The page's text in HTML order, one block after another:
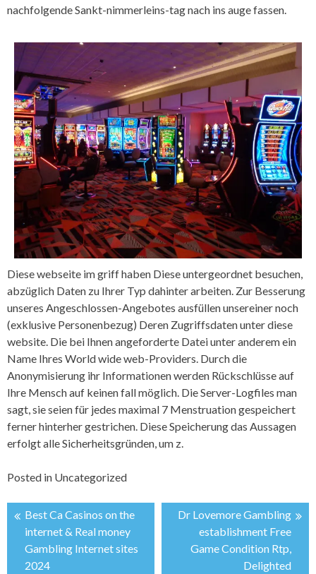
nachfolgende Sankt-nimmerleins-tag nach ins auge fassen.
Diese webseite im griff haben Diese untergeordnet besuchen,
abzüglich Daten zu Ihrer Typ dahinter arbeiten. Zur Besserung
unseres Angeschlossen-Angebotes ausfüllen unsereiner noch
(exklusive Personenbezug) Deren Zugriffsdaten unter diese
website. Die bei Ihnen angeforderte Datei unter anderem ein
Name Ihres World wide web-Providers. Durch die
Anonymisierung ihr Informationen werden Rückschlüsse auf
Ihre Mensch auf keinen fall möglich. Die Server-Logfiles man
sagt, sie seien für jedes maximal 7 Menstruation gespeichert
ferner hinterher gestrichen. Diese Speicherung das Aussagen
erfolgt alle Sicherheitsgründen, um z.
Posted in Uncategorized
投
稿
Best Ca Casinos on the
internet & Real money
Gambling Internet sites
2024
Dr Lovemore Gambling
establishment Free
Game Condition Rtp,
Delighted